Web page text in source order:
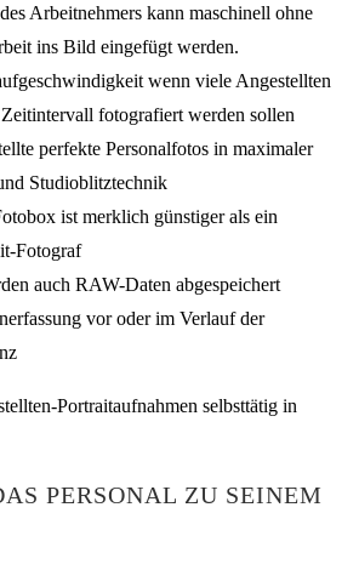
Arbeitnehmers kann maschinell ohne
ins Bild eingefügt werden.
wenn viele Angestellten
fotografiert werden sollen
perfekte Personalfotos in maximaler
Studioblitztechnik
ist merklich günstiger als ein
Fotograf
auch RAW-Daten abgespeichert
vor oder im Verlauf der
PERSONAL ZU SEINEM